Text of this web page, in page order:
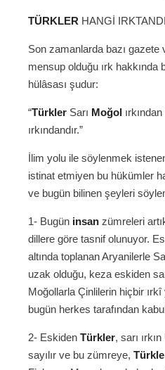
TÜRKLER HANGİ
Son zamanlarda bazı
mensup olduğu ırk hakkında
hülâsası şudur:
“Türkler Sarı Moğol
ırkındandır.”
İlim yolu ile söylenmek
istinat etmiyen bu hükümler
ve bugün bilinen şeyleri
1- Bugün insan zümreleri
dillere göre tasnif olunuyor.
altında toplanan Aryanilerle
uzak olduğu, keza eskiden
Moğollarla Çinlilerin hiçbir ırkî
bugün herkes tarafından
2- Eskiden Türkler, sarı ırkın
sayılır ve bu zümreye,